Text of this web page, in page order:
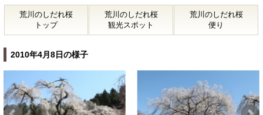
荒川のしだれ桜
トップ
荒川のしだれ桜
観光スポット
荒川のしだれ桜
便り
2010年4月8日の様子